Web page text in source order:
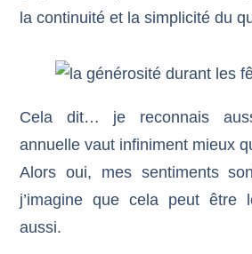
la continuité et la simplicité du
Cela dit… je reconnais
annuelle vaut infiniment mieux
Alors oui, mes sentiments
j’imagine que cela peut être
aussi.